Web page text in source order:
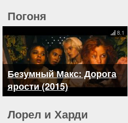
Погоня
Безумный Макс: Дорога
ярости (2015)
8.1
Лорел и Харди